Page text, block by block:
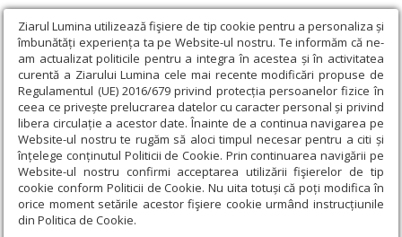
Ziarul Lumina utilizează fişiere de tip cookie pentru a personaliza și
îmbunătăți experiența ta pe Website-ul nostru. Te informăm că ne-
am actualizat politicile pentru a integra în acestea și în activitatea
curentă a Ziarului Lumina cele mai recente modificări propuse de
Regulamentul (UE) 2016/679 privind protecția persoanelor fizice în
ceea ce privește prelucrarea datelor cu caracter personal și privind
libera circulație a acestor date. Înainte de a continua navigarea pe
Website-ul nostru te rugăm să aloci timpul necesar pentru a citi și
înțelege conținutul Politicii de Cookie. Prin continuarea navigării pe
Website-ul nostru confirmi acceptarea utilizării fişierelor de tip
cookie conform Politicii de Cookie. Nu uita totuși că poți modifica în
orice moment setările acestor fişiere cookie urmând instrucțiunile
din Politica de Cookie.
Ziarul Lumina › Educaţie și Cultură › Cultură › Concert de Anul
Nou
Concert de Anul Nou